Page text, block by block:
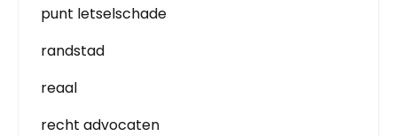
punt letselschade
randstad
reaal
recht advocaten